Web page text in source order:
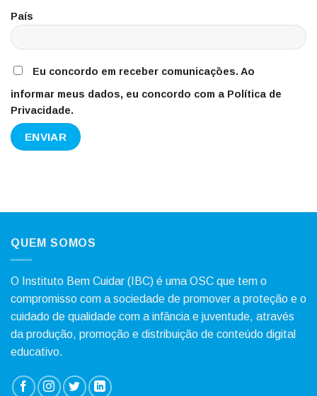
País
Eu concordo em receber comunicações. Ao
informar meus dados, eu concordo com a Política de
Privacidade.
QUEM SOMOS
O Instituto Bem Cuidar (IBC) é uma OSC que tem o
compromisso com a sociedade de promover a proteção e o
cuidado de qualidade com a infância e juventude, através
da produção, promoção e distribuição de conteúdo digital
educativo.